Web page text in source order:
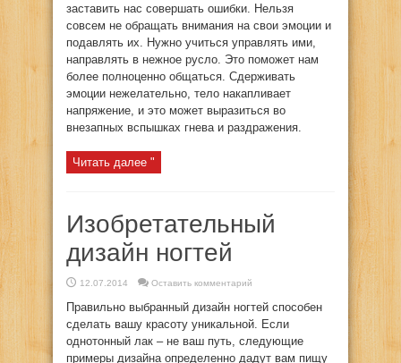
заставить нас совершать ошибки. Нельзя
совсем не обращать внимания на свои эмоции и
подавлять их. Нужно учиться управлять ими,
направлять в нежное русло. Это поможет нам
более полноценно общаться. Сдерживать
эмоции нежелательно, тело накапливает
напряжение, и это может выразиться во
внезапных вспышках гнева и раздражения.
Читать далее "
Изобретательный
дизайн ногтей
12.07.2014 Оставить комментарий
Правильно выбранный дизайн ногтей способен
сделать вашу красоту уникальной. Если
однотонный лак – не ваш путь, следующие
примеры дизайна определенно дадут вам пищу